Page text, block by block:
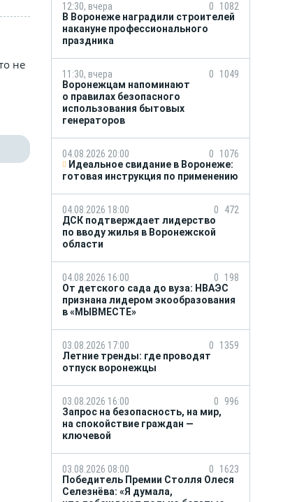
не
12:30, вчера 0
1082
В Воронеже наградили строителей
накануне профессионального
праздника
11:30, вчера 0
1049
Воронежцам напоминают
о правилах безопасного
использования бытовых
генераторов
04.08.2026 20:00 0
1076
Идеальное свидание в Воронеже:
готовая инструкция по применению
04.08.2026 18:00 0
472
ДСК подтверждает лидерство
по вводу жилья в Воронежской
области
04.08.2026 16:00 0
198
От детского сада до вуза: НВАЭС
признана лидером экообразования
в «МЫВМЕСТЕ»
03.08.2026 17:00 0
1359
Летние тренды: где проводят
отпуск воронежцы
03.08.2026 16:00 0
996
Запрос на безопасность, на мир,
на спокойствие граждан —
ключевой
03.08.2026 08:00 0
1623
Победитель Премии Столля Олеся
Селезнёва: «Я думала,